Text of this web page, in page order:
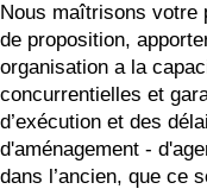
Nous maîtrisons votre
de proposition,
organisation a la
concurrentielles et
d’exécution et des
d'aménagement -
dans l’ancien, que ce